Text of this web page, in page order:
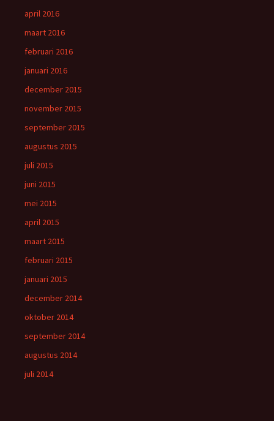
april 2016
maart 2016
februari 2016
januari 2016
december 2015
november 2015
september 2015
augustus 2015
juli 2015
juni 2015
mei 2015
april 2015
maart 2015
februari 2015
januari 2015
december 2014
oktober 2014
september 2014
augustus 2014
juli 2014